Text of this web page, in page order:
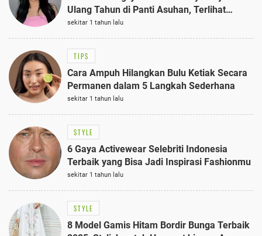
Ulang Tahun di Panti Asuhan, Terlihat
Anggun dengan Kaftan Cokelat
sekitar 1 tahun lalu
TIPS
Cara Ampuh Hilangkan Bulu Ketiak Secara
Permanen dalam 5 Langkah Sederhana
sekitar 1 tahun lalu
STYLE
6 Gaya Activewear Selebriti Indonesia
Terbaik yang Bisa Jadi Inspirasi Fashionmu
sekitar 1 tahun lalu
STYLE
8 Model Gamis Hitam Bordir Bunga Terbaik